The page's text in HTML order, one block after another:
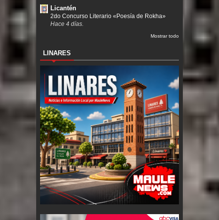
Licantén
2do Concurso Literario «Poesía de Rokha»
Hace 4 días.
Mostrar todo
LINARES